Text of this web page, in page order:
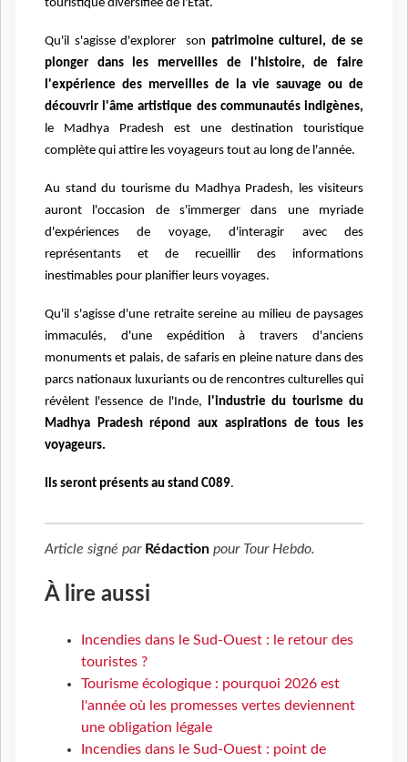
touristique diversifiée de l'État.
Qu'il s'agisse d'explorer son patrimoine culturel, de se
plonger dans les merveilles de l'histoire, de faire
l'expérience des merveilles de la vie sauvage ou de
découvrir l'âme artistique des communautés indigènes,
le Madhya Pradesh est une destination touristique
complète qui attire les voyageurs tout au long de l'année.
Au stand du tourisme du Madhya Pradesh, les visiteurs
auront l'occasion de s'immerger dans une myriade
d'expériences de voyage, d'interagir avec des
représentants et de recueillir des informations
inestimables pour planifier leurs voyages.
Qu'il s'agisse d'une retraite sereine au milieu de paysages
immaculés, d'une expédition à travers d'anciens
monuments et palais, de safaris en pleine nature dans des
parcs nationaux luxuriants ou de rencontres culturelles qui
révèlent l'essence de l'Inde, l'industrie du tourisme du
Madhya Pradesh répond aux aspirations de tous les
voyageurs.
Ils seront présents au stand C089.
Article signé par Rédaction pour Tour Hebdo.
À lire aussi
Incendies dans le Sud-Ouest : le retour des
touristes ?
Tourisme écologique : pourquoi 2026 est
l'année où les promesses vertes deviennent
une obligation légale
Incendies dans le Sud-Ouest : point de